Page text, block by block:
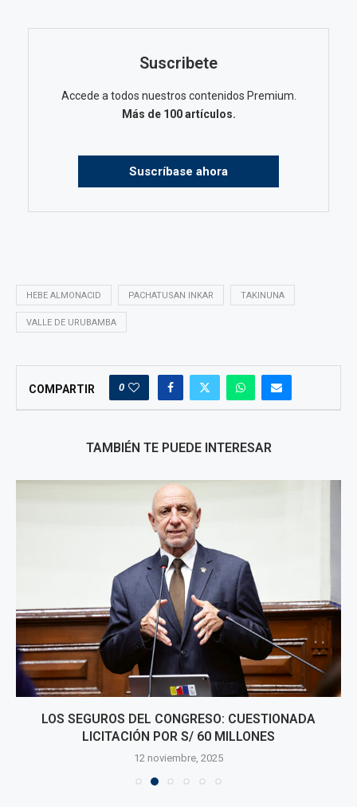
Suscribete
Accede a todos nuestros contenidos Premium.
Más de 100 artículos.
Suscríbase ahora
HEBE ALMONACID PACHATUSAN INKAR TAKINUNA
VALLE DE URUBAMBA
COMPARTIR 0
TAMBIÉN TE PUEDE INTERESAR
LOS SEGUROS DEL CONGRESO: CUESTIONADA
LICITACIÓN POR S/ 60 MILLONES
12 noviembre, 2025